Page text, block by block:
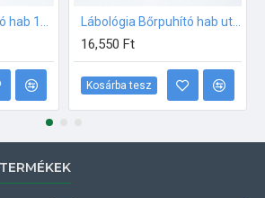
16,550 Ft
Kosárba tesz